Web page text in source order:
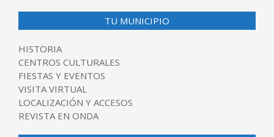
TU MUNICIPIO
HISTORIA
CENTROS CULTURALES
FIESTAS Y EVENTOS
VISITA VIRTUAL
LOCALIZACIÓN Y ACCESOS
REVISTA EN ONDA